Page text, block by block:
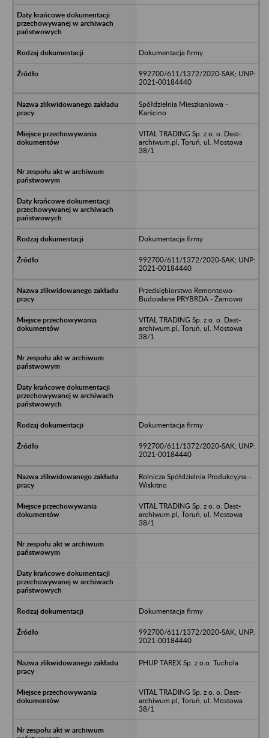
Dokumentacja firmy
992700/611/1372/2020-SAK; UNP:
2021-00184440
Spółdzielnia Mieszkaniowa -
Karścino
VITAL TRADING Sp. z o. o. Dast-
archiwum.pl, Toruń, ul. Mostowa
38/1
Dokumentacja firmy
992700/611/1372/2020-SAK; UNP:
2021-00184440
Przedsiębiorstwo Remontowo-
Budowlane PRYBRDA - Żarnowo
VITAL TRADING Sp. z o. o. Dast-
archiwum.pl, Toruń, ul. Mostowa
38/1
Dokumentacja firmy
992700/611/1372/2020-SAK; UNP:
2021-00184440
Rolnicza Spółdzielnia Produkcyjna -
Wiskitno
VITAL TRADING Sp. z o. o. Dast-
archiwum.pl, Toruń, ul. Mostowa
38/1
Dokumentacja firmy
992700/611/1372/2020-SAK; UNP:
2021-00184440
PHUP TAREX Sp. z o.o. Tuchola
VITAL TRADING Sp. z o. o. Dast-
archiwum.pl, Toruń, ul. Mostowa
38/1